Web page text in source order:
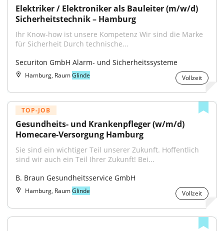
Elektriker / Elektroniker als Bauleiter (m/w/d)
Sicherheitstechnik – Hamburg
Ihr Know-how ist unsere Kompetenz Wir sind die Marke
für Sicherheit Durch technische...
Securiton GmbH Alarm- und Sicherheitssysteme
Hamburg, RaumGlinde Vollzeit
TOP-JOB
Gesundheits- und Krankenpfleger (w/m/d)
Homecare-Versorgung Hamburg
Sie sind ein wichtiger Teil unserer Zukunft. Hoffentlich
sind wir auch ein Teil Ihrer Zukunft! Bei...
B. Braun Gesundheitsservice GmbH
Hamburg, RaumGlinde Vollzeit